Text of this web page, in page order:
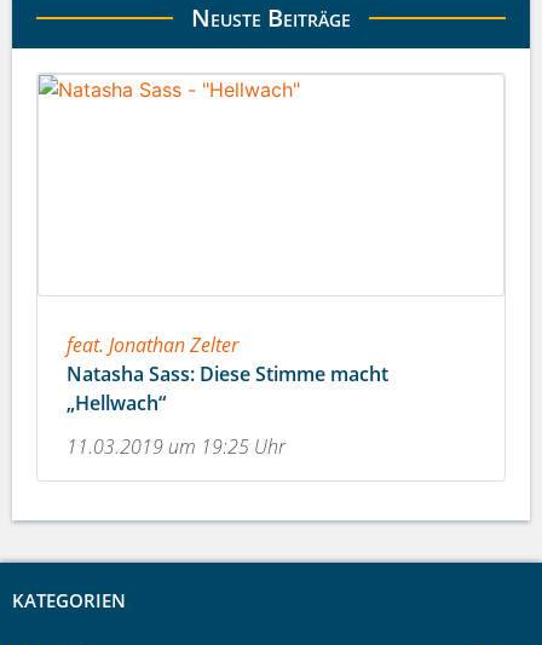
Neuste Beiträge
feat. Jonathan Zelter
Natasha Sass: Diese Stimme macht
„Hellwach“
11.03.2019 um 19:25 Uhr
KATEGORIEN